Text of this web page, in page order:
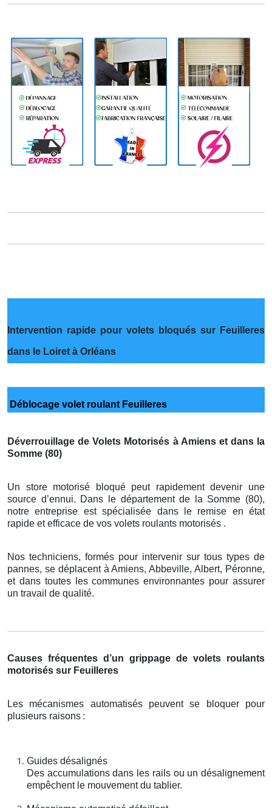
Intervention rapide pour volets bloqués sur Feuilleres
dans le Loiret à Orléans
Déblocage volet roulant Feuilleres
Déverrouillage de Volets Motorisés à Amiens et dans la
Somme (80)
Un store motorisé bloqué peut rapidement devenir une
source d’ennui. Dans le département de la Somme (80),
notre entreprise est spécialisée dans le remise en état
rapide et efficace de vos volets roulants motorisés .
Nos techniciens, formés pour intervenir sur tous types de
pannes, se déplacent à Amiens, Abbeville, Albert, Péronne,
et dans toutes les communes environnantes pour assurer
un travail de qualité.
Causes fréquentes d’un grippage de volets roulants
motorisés sur Feuilleres
Les mécanismes automatisés peuvent se bloquer pour
plusieurs raisons :
Guides désalignés
Des accumulations dans les rails ou un désalignement
empêchent le mouvement du tablier.